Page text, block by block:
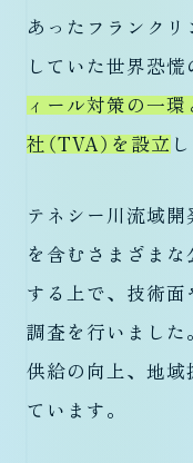
あったフランク
していた世界恐
ィール対策の一
社（TVA）を設立
テネシー川流域
を含むさまざま
する上で、技術面
調査を行いました
供給の向上、地域
ています。